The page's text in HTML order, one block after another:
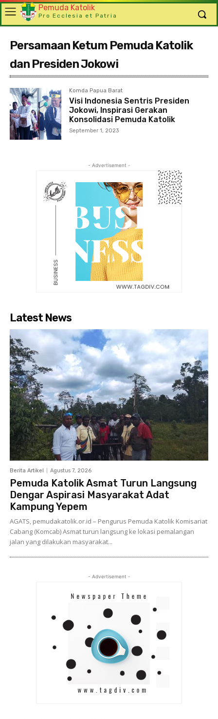
Pemuda Katolik
Pro Ecclesia et Patria
Persamaan Ketum Pemuda Katolik
dan Presiden Jokowi
Komda Papua Barat
Visi Indonesia Sentris Presiden
Jokowi, Inspirasi Gerakan
Konsolidasi Pemuda Katolik
September 1, 2023
- Advertisement -
Latest News
Berita Artikel Agustus 7, 2026
Pemuda Katolik Asmat Turun Langsung
Dengar Aspirasi Masyarakat Adat
Kampung Yepem
AGATS, pemudakatolik.or.id – Pengurus Pemuda Katolik Komisariat
Cabang (Komcab) Asmat turun langsung ke lokasi pemalangan
jalan yang dilakukan masyarakat...
- Advertisement -